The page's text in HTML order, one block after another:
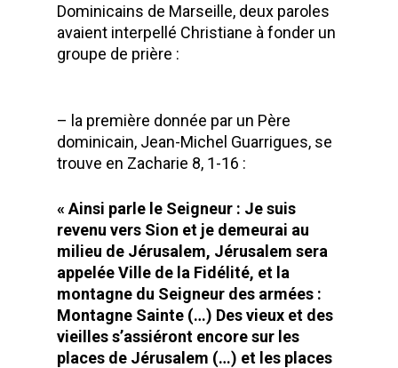
Dominicains de Marseille, deux paroles
avaient interpellé Christiane à fonder un
groupe de prière :
– la première donnée par un Père
dominicain, Jean-Michel Guarrigues, se
trouve en Zacharie 8, 1-16 :
« Ainsi parle le Seigneur : Je suis
revenu vers Sion et je demeurai au
milieu de Jérusalem, Jérusalem sera
appelée Ville de la Fidélité, et la
montagne du Seigneur des armées :
Montagne Sainte (…) Des vieux et des
vieilles s’assiéront encore sur les
places de Jérusalem (…) et les places